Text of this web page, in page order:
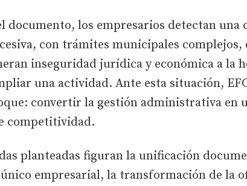
documento, los empresarios detectan una
con trámites municipales complejos,
inseguridad jurídica y económica a la
una actividad. Ante esta situación,
convertir la gestión administrativa en
competitividad.
planteadas figuran la unificación
empresarial, la transformación de la